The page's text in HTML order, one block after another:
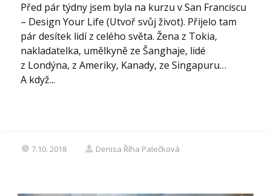
Před pár týdny jsem byla na kurzu v San Franciscu
– Design Your Life (Utvoř svůj život). Přijelo tam
pár desítek lidí z celého světa. Žena z Tokia,
nakladatelka, umělkyně ze Šanghaje, lidé
z Londýna, z Ameriky, Kanady, ze Singapuru…
A když...
7.10. 2018 Denisa Říha Palečková